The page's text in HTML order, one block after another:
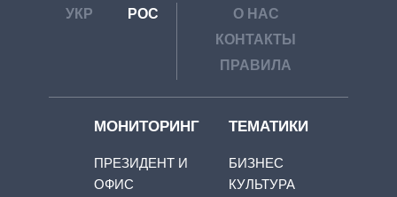
УКР РОС
О НАС
КОНТАКТЫ
ПРАВИЛА
МОНИТОРИНГ
ПРЕЗИДЕНТ И
ОФИС
ТЕМАТИКИ
БИЗНЕС
КУЛЬТУРА